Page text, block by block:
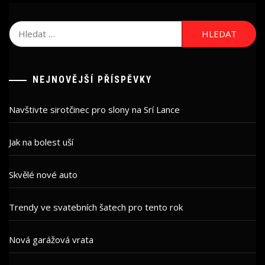
Vyhledávání
NEJNOVĚJŠÍ PŘÍSPĚVKY
Navštivte sirotčinec pro slony na Srí Lance
Jak na bolest uší
Skvělé nové auto
Trendy ve svatebních šatech pro tento rok
Nová garážová vrata